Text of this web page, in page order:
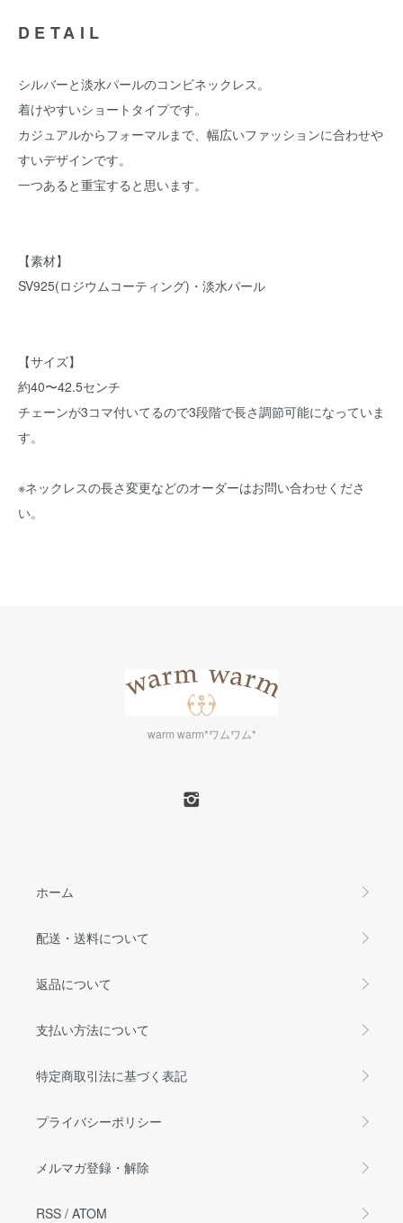
DETAIL
シルバーと淡水パールのコンビネックレス。
着けやすいショートタイプです。
カジュアルからフォーマルまで、幅広いファッションに合わせや
すいデザインです。
一つあると重宝すると思います。
【素材】
SV925(ロジウムコーティング)・淡水パール
【サイズ】
約40〜42.5センチ
チェーンが3コマ付いてるので3段階で長さ調節可能になっていま
す。
※ネックレスの長さ変更などのオーダーはお問い合わせくださ
い。
warm warm*ワムワム*
ホーム
配送・送料について
返品について
支払い方法について
特定商取引法に基づく表記
プライバシーポリシー
メルマガ登録・解除
RSS / ATOM